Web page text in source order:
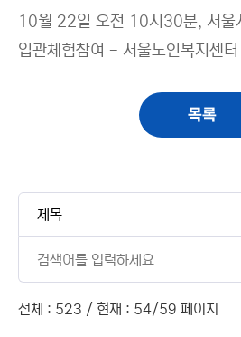
10월 22일 오전 10시30분, 서울
입관체험참여 - 서울노인복지센
목록
전체 : 523 / 현재 : 54/59 페이지